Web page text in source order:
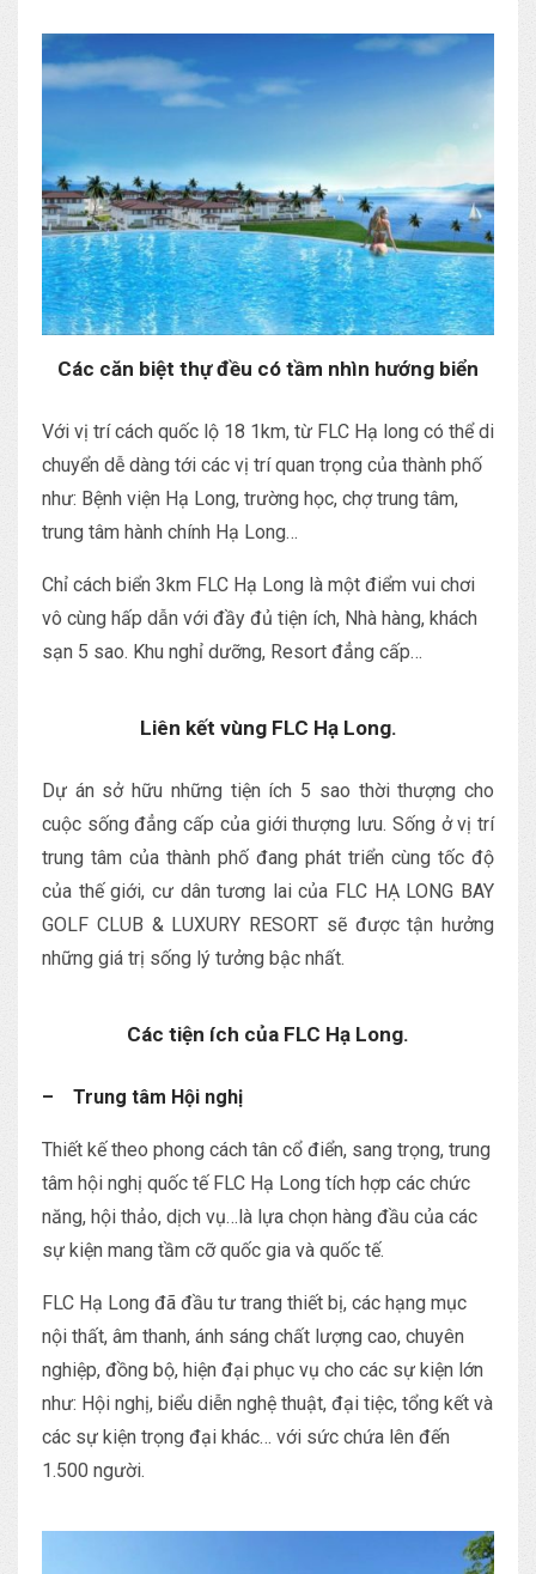
Các căn biệt thự đều có tầm nhìn hướng biển
Với vị trí cách quốc lộ 18 1km, từ FLC Hạ long có thể di
chuyển dễ dàng tới các vị trí quan trọng của thành phố
như: Bệnh viện Hạ Long, trường học, chợ trung tâm,
trung tâm hành chính Hạ Long…
Chỉ cách biển 3km FLC Hạ Long là một điểm vui chơi
vô cùng hấp dẫn với đầy đủ tiện ích, Nhà hàng, khách
sạn 5 sao. Khu nghỉ dưỡng, Resort đẳng cấp…
Liên kết vùng FLC Hạ Long.
Dự án sở hữu những tiện ích 5 sao thời thượng cho
cuộc sống đẳng cấp của giới thượng lưu. Sống ở vị trí
trung tâm của thành phố đang phát triển cùng tốc độ
của thế giới, cư dân tương lai của FLC HẠ LONG BAY
GOLF CLUB & LUXURY RESORT sẽ được tận hưởng
những giá trị sống lý tưởng bậc nhất.
Các tiện ích của FLC Hạ Long.
– Trung tâm Hội nghị
Thiết kế theo phong cách tân cổ điển, sang trọng, trung
tâm hội nghị quốc tế FLC Hạ Long tích hợp các chức
năng, hội thảo, dịch vụ…là lựa chọn hàng đầu của các
sự kiện mang tầm cỡ quốc gia và quốc tế.
FLC Hạ Long đã đầu tư trang thiết bị, các hạng mục
nội thất, âm thanh, ánh sáng chất lượng cao, chuyên
nghiệp, đồng bộ, hiện đại phục vụ cho các sự kiện lớn
như: Hội nghị, biểu diễn nghệ thuật, đại tiệc, tổng kết và
các sự kiện trọng đại khác… với sức chứa lên đến
1.500 người.